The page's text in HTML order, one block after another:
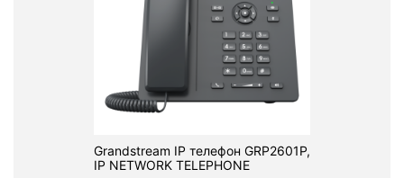
Grandstream IP телефон GRP2601P,
IP NETWORK TELEPHONE